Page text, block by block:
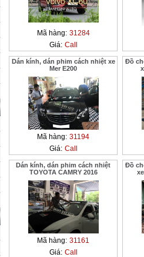
Mã hàng: 31284
Giá: Call
Dán kính, dán phim cách nhiệt xe
Mer E200
Mã hàng: 31194
Giá: Call
Đồ
Dán kính, dán phim cách nhiệt
TOYOTA CAMRY 2016
Mã hàng: 31161
Giá: Call
Đồ